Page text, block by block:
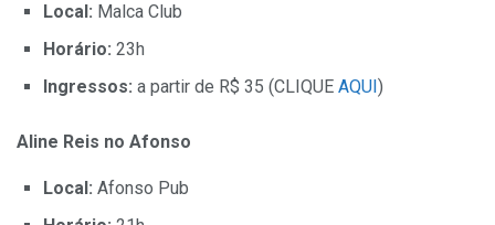
Local: Malca Club
Horário: 23h
Ingressos: a partir de R$ 35 (CLIQUE AQUI)
Aline Reis no Afonso
Local: Afonso Pub